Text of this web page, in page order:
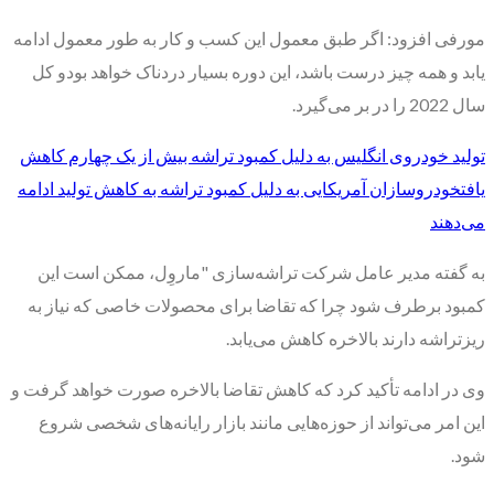
مورفی افزود: اگر طبق معمول این کسب و کار به طور معمول ادامه
یابد و همه چیز درست باشد، این دوره بسیار دردناک خواهد بودو کل
سال 2022 را در بر می‌گیرد.
تولید خودروی انگلیس به دلیل کمبود تراشه بیش از یک چهارم کاهش
یافتخودروسازان آمریکایی به دلیل کمبود تراشه به کاهش تولید ادامه
می‌دهند
به گفته مدیر عامل شرکت تراشه‌سازی "ماروِل، ممکن است این
کمبود برطرف شود چرا که تقاضا برای محصولات خاصی که نیاز به
ریزتراشه دارند بالاخره کاهش می‌یابد.
وی در ادامه تأکید کرد که کاهش تقاضا بالاخره صورت خواهد گرفت و
این امر می‌تواند از حوزه‌هایی مانند بازار رایانه‌های شخصی شروع
شود.